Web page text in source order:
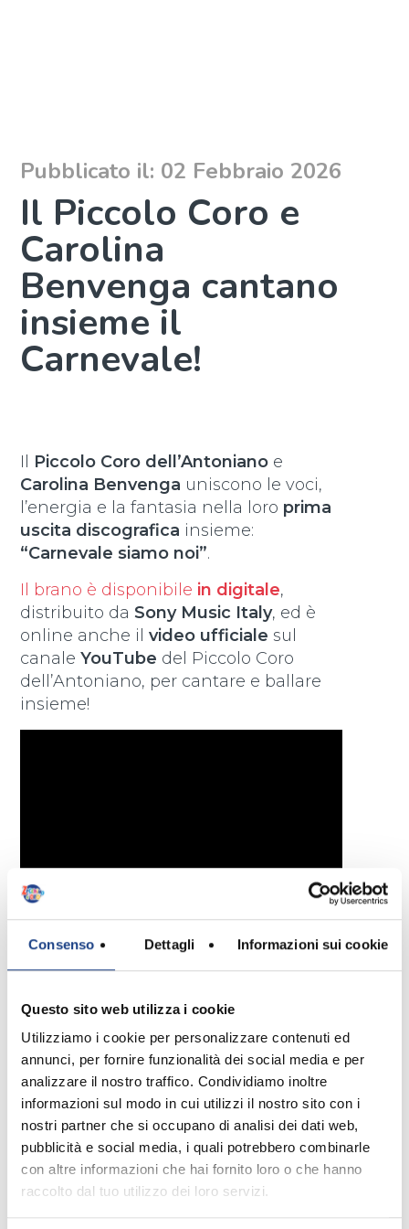
Consenso Dettagli Informazioni sui cookie
Questo sito web utilizza i cookie
Utilizziamo i cookie per personalizzare contenuti ed
annunci, per fornire funzionalità dei social media e per
analizzare il nostro traffico. Condividiamo inoltre
informazioni sul modo in cui utilizzi il nostro sito con i
nostri partner che si occupano di analisi dei dati web,
pubblicità e social media, i quali potrebbero combinarle
con altre informazioni che hai fornito loro o che hanno
raccolto dal tuo utilizzo dei loro servizi.
Pubblicato il: 02 Febbraio 2026
Il Piccolo Coro e
Carolina
Benvenga cantano
insieme il
Carnevale!
Il Piccolo Coro dell’Antoniano e
Carolina Benvenga uniscono le voci,
l’energia e la fantasia nella loro prima
uscita discografica insieme:
“Carnevale siamo noi”.
Il brano è disponibile in digitale,
distribuito da Sony Music Italy, ed è
online anche ilvideo ufficiale sul
canaleYouTube del Piccolo Coro
dell’Antoniano, per cantare e ballare
insieme!
Dopo aver condiviso il palco come
conduttrice delle semifinali delle
ultime tre edizioni dello Zecchino